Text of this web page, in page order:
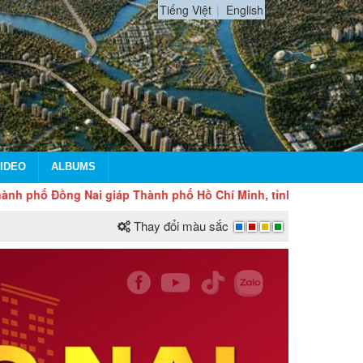
Tiếng Việt English
ALBUMS
giáp Thành phố Hồ Chí Minh, tỉnh Lâm Đồng, tỉnh Tây Ninh
Thay đổi màu sắc